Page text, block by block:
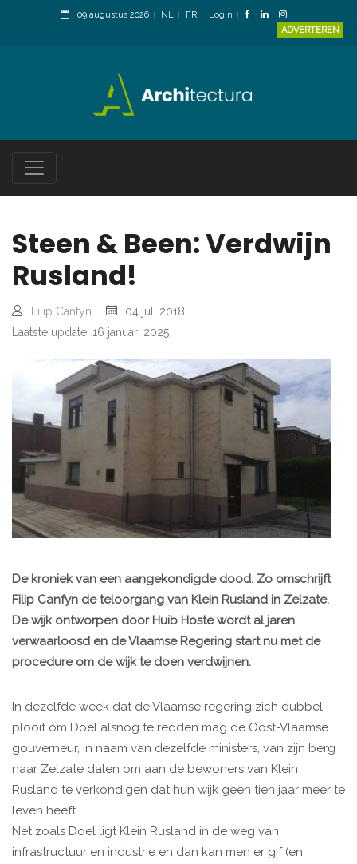
09 augustus 2026 NL FR
Login
ADVERTEREN
Steen & Been: Verdwijn
Rusland!
Filip Canfyn
04 juli 2018
Laatste update: 16 januari 2025
De kroniek van een aangekondigde dood. Zo omschrijft
Filip Canfyn de teloorgang van Klein Rusland in Zelzate.
De wijk ontworpen door Huib Hoste wordt al jaren
verwaarloosd en de Vlaamse Regering start nu met de
procedure om de wijk te doen verdwijnen.
In dezelfde week dat de Vlaamse regering zich dubbel
plooit om Doel alsnog te redden mag de Oost-Vlaamse
gouverneur, in naam van dezelfde ministers, van zijn berg
naar Zelzate dalen om aan de bewoners van Klein
Rusland te verkondigen dat hun wijk geen tien jaar meer te
leven heeft.
Net zoals Doel ligt Klein Rusland in de weg van
infrastructuur en industrie en dan kan men er gif (en